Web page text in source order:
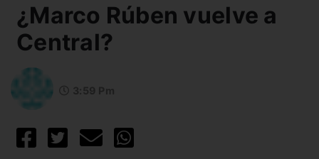
¿Marco Rúben vuelve a
Central?